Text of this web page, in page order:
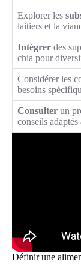
Explorer les
laitiers et la
Intégrer des
chia pour
Considérer les
besoins
Consulter un
conseils
Définir une